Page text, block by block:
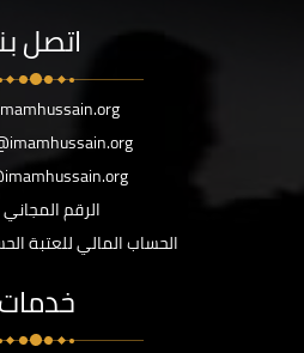
اتصل
الرقم المجاني
الحساب المالي للعتبة
خدمات